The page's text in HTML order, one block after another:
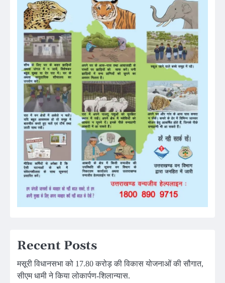
Recent Posts
मसूरी विधानसभा को 17.80 करोड़ की विकास योजनाओं की सौगात,
सीएम धामी ने किया लोकार्पण-शिलान्यास.